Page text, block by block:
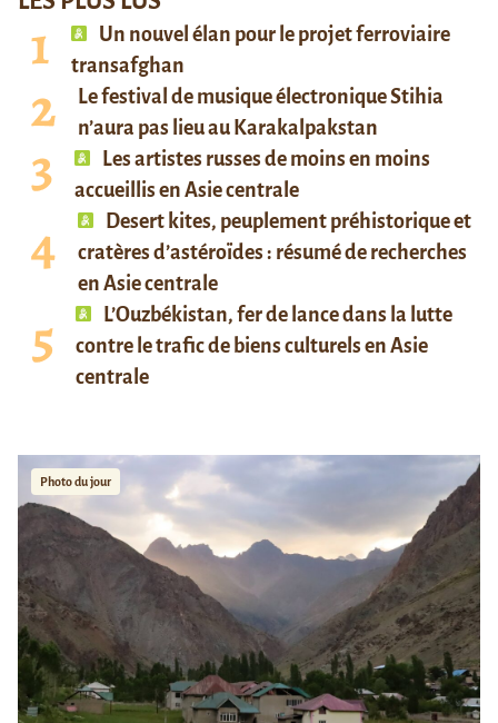
Un nouvel élan pour le projet ferroviaire
transafghan
Le festival de musique électronique Stihia
n’aura pas lieu au Karakalpakstan
Les artistes russes de moins en moins
accueillis en Asie centrale
Desert kites, peuplement préhistorique et
cratères d’astéroïdes : résumé de recherches
en Asie centrale
L’Ouzbékistan, fer de lance dans la lutte
contre le trafic de biens culturels en Asie
centrale
Photo du jour